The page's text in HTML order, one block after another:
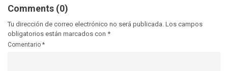
Comments (0)
Tu dirección de correo electrónico no será publicada. Los campos
obligatorios están marcados con *
Comentario *